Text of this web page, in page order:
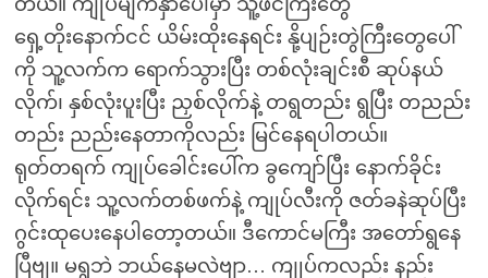
တယ်။ ကျုပ်မျက်နှာပေါ်မှာ သူ့ဖင်ကြီးတွေ
ရှေ့တိုးနောက်ငင် ယိမ်းထိုးနေရင်း နို့ပျဉ်းတွဲကြီးတွေပေါ်
ကို သူ့လက်က ရောက်သွားပြီး တစ်လုံးချင်းစီ ဆုပ်နယ်
လိုက်၊ နှစ်လုံးပူးပြီး ညှစ်လိုက်နဲ့ တရွတည်း ရွပြီး တညည်း
တည်း ညည်းနေတာကိုလည်း မြင်နေရပါတယ်။
ရုတ်တရက် ကျုပ်ခေါင်းပေါ်က ခွကျော်ပြီး နောက်ခိုင်း
လိုက်ရင်း သူ့လက်တစ်ဖက်နဲ့ ကျုပ်လီးကို ဇတ်ခနဲဆုပ်ပြီး
ဂွင်းထုပေးနေပါတော့တယ်။ ဒီကောင်မကြီး အတော်ရွနေ
ပြီဗျ။ မရွဘဲ ဘယ်နေမလဲဗျာ… ကျုပ်ကလည်း နည်း